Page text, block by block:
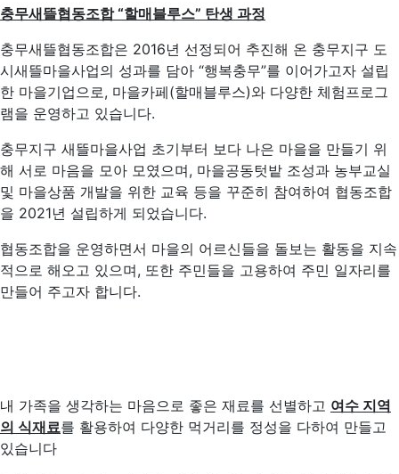
충무새뜰협동조합“할매블루스” 탄생 과정
충무새뜰협동조합은 2016년 선정되어 추진해 온 충무지구 도
시새뜰마을사업의 성과를 담아 “행복충무”를 이어가고자 설립
한 마을기업으로, 마을카페(할매블루스)와 다양한 체험프로그
램을 운영하고 있습니다.
충무지구 새뜰마을사업 초기부터 보다 나은 마을을 만들기 위
해 서로 마음을 모아 모였으며, 마을공동텃밭 조성과 농부교실
및 마을상품 개발을 위한 교육 등을 꾸준히 참여하여 협동조합
을 2021년 설립하게 되었습니다.
협동조합을 운영하면서 마을의 어르신들을 돌보는 활동을 지속
적으로 해오고 있으며, 또한 주민들을 고용하여 주민 일자리를
만들어 주고자 합니다.
내 가족을 생각하는 마음으로 좋은 재료를 선별하고 여수 지역
의 식재료를 활용하여 다양한 먹거리를 정성을 다하여 만들고
있습니다